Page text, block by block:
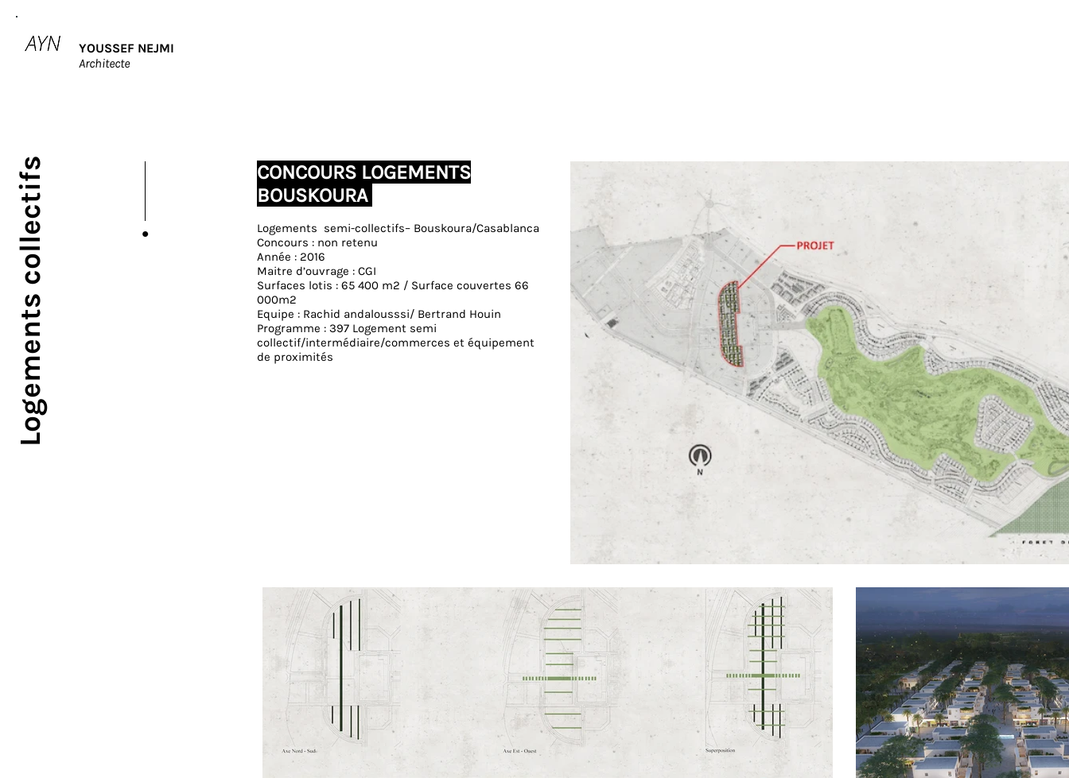
YOUSSEF NEJMI
Architecte
Logements collectifs
CONCOURS LOGEMENTS
CONCOURS LOGEMENTS
BOUSKOURA
Logements semi-collectifs– Bouskoura/Casablanca
Concours : non retenu
Année : 2016
Maitre d’ouvrage : CGI
Surfaces lotis : 65 400 m2 / Surface couvertes 66
000m2
Equipe : Rachid andalousssi/ Bertrand Houin
Programme : 397 Logement semi
collectif/intermédiaire/commerces et équipement
de proximités